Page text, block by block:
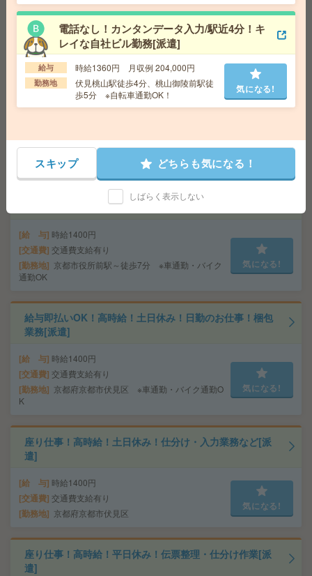
給 与 時給1300円
交通費 交通費支給有り
勤務地 くいな橋駅～徒歩3分 ※バイク通勤OK
＼来社不要／単発1日OK＊お菓子の仕分け[派遣]
勤務地 【和歌山市】和歌山駅・和歌山市駅・和歌山
大学前駅・和歌山港駅・岡崎前駅など勤務地多数！
気になる!
給与即払いOK！高時給！平日休み！お菓子の製造業務[派
給 与 時給1400円
交通費 交通費支給有り
勤務地
京都市役所前駅～徒歩7分 ※車通勤・バイク
通勤OK
気になる!
給与即払いOK！高時給！土日休み！日勤のお仕事！梱包
業務[派遣]
給 与 時給1400円
交通費 交通費支給有り
勤務地
京都府京都市伏見区 ※車通勤・バイク通勤O
K
気になる!
座り仕事！高時給！土日休み！仕分け・入力業務など[派
遣]
給 与 時給1400円
交通費 交通費支給有り
勤務地 京都府京都市伏見区
気になる!
座り仕事！高時給！平日休み！伝票整理・仕分け作業[派
遣]
あり）
電話なし！カンタンデータ入力/駅近4分！キ
レイな自社ビル勤務[派遣]
給与 時給1360円 月収例 204,000円
勤務地
伏見桃山駅徒歩4分、桃山御陵前駅徒
歩5分 ※自転車通勤OK！
気になる!
スキップ どちらも気になる！
しばらく表示しない